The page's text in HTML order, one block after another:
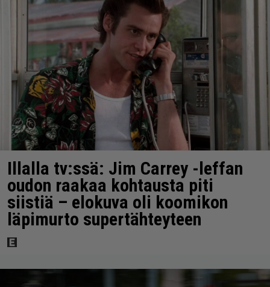
Illalla tv:ssä: Jim Carrey -leffan
oudon raakaa kohtausta piti
siistiä – elokuva oli koomikon
läpimurto supertähteyteen